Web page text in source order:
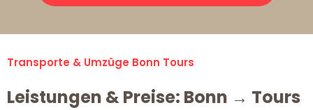
Transporte & Umzüge Bonn Tours
Leistungen & Preise: Bonn → Tours